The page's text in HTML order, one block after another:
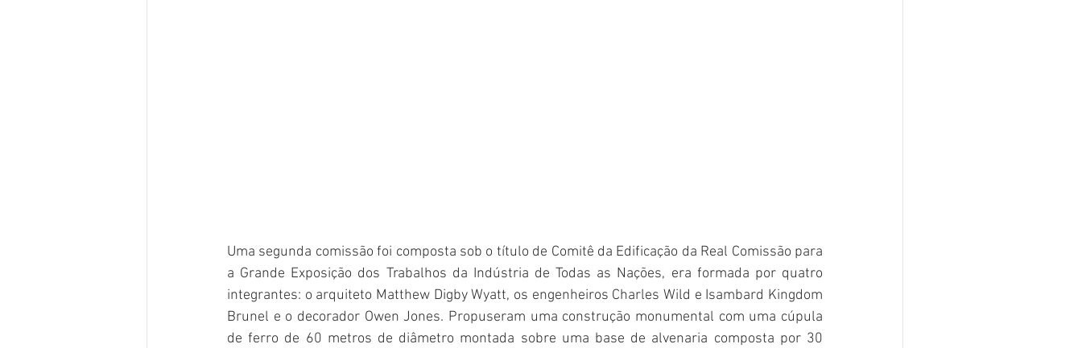
Uma segunda comissão foi composta sob o título de Comitê da Edificação da Real Comissão para
a Grande Exposição dos Trabalhos da Indústria de Todas as Nações, era formada por quatro
integrantes: o arquiteto Matthew Digby Wyatt, os engenheiros Charles Wild e Isambard Kingdom
Brunel e o decorador Owen Jones. Propuseram uma construção monumental com uma cúpula
de ferro de 60 metros de diâmetro montada sobre uma base de alvenaria composta por 30